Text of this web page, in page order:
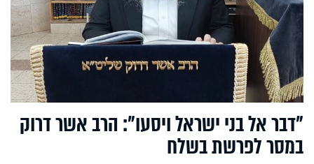
"דבר אל בני ישראל ויסעו": הרב אשר דרוק
במסר לפרשת בשלח